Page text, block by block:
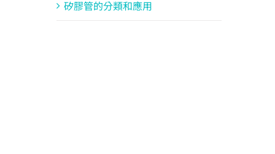
矽膠管的分類和應用